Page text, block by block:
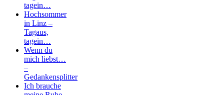
tagein…
Hochsommer
in Linz –
Tagaus,
tagein…
Wenn du
mich liebst…
–
Gedankensplitter
Ich brauche